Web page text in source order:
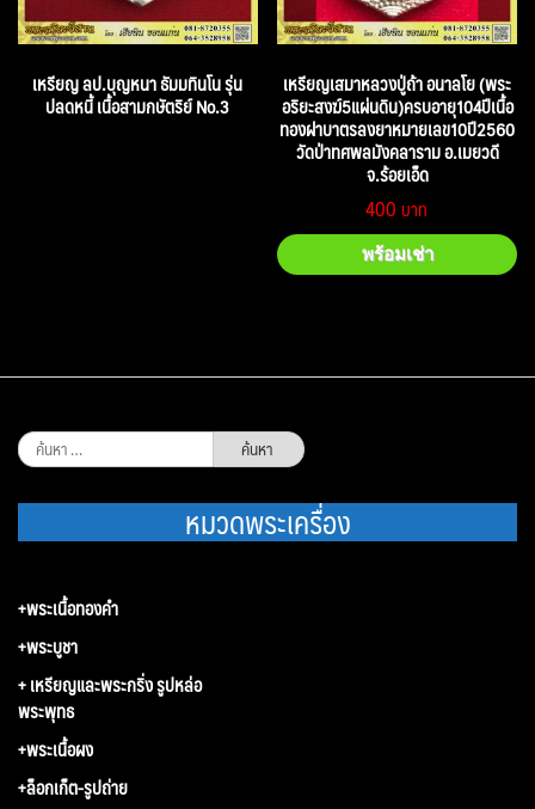
เหรียญ ลป.บุญหนา ธัมมทินโน รุ่น
ปลดหนี้ เนื้อสามกษัตริย์ No.3
เหรียญเสมาหลวงปู่ถ้า อนาลโย (พระ
อริยะสงฆ์5แผ่นดิน)ครบอายุ104ปีเนื้อ
ทองฝาบาตรลงยาหมายเลข10ปี2560
วัดป่าทศพลมังคลาราม อ.เมยวดี
จ.ร้อยเอ็ด
400
พร้อมเช่า
ค้นหา
สำหรับ:
หมวดพระเครื่อง
+พระเนื้อทองคำ
+พระบูชา
+ เหรียญและพระกริ่ง รูปหล่อ
พระพุทธ
+พระเนื้อผง
+ล็อกเก็ต-รูปถ่าย